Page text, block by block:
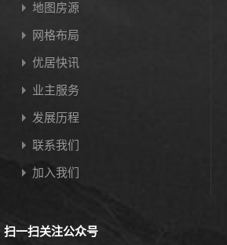
地图房源
网格布局
优居快讯
业主服务
发展历程
联系我们
加入我们
扫一扫关注公众号